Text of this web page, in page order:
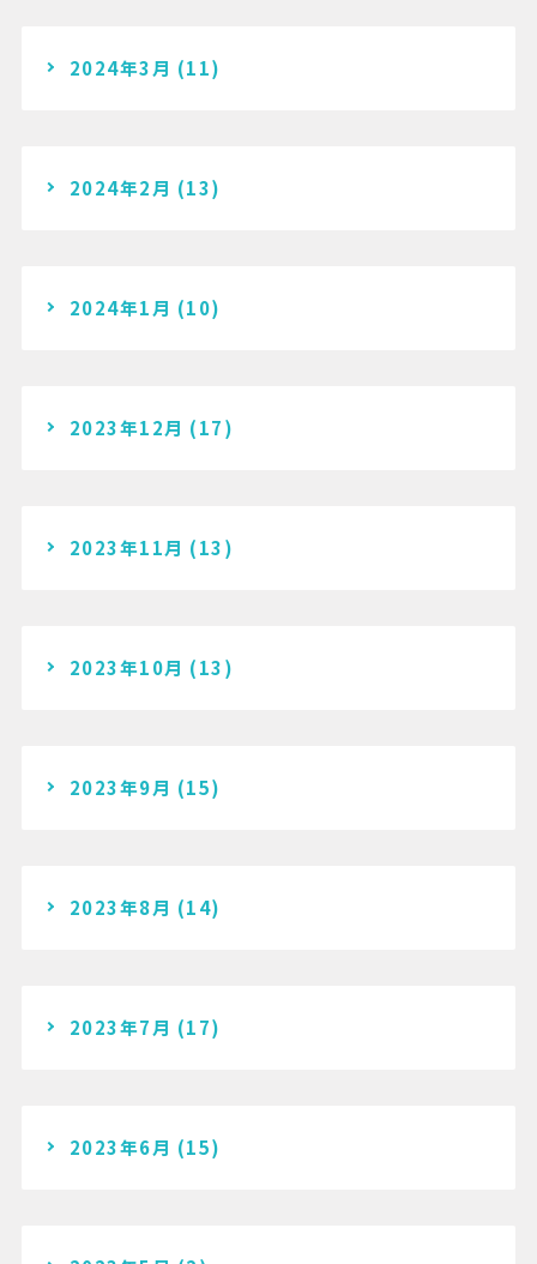
2024年3月 (11)
2024年2月 (13)
2024年1月 (10)
2023年12月 (17)
2023年11月 (13)
2023年10月 (13)
2023年9月 (15)
2023年8月 (14)
2023年7月 (17)
2023年6月 (15)